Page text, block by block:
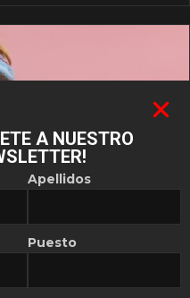
A NUESTRO
Apellidos
Puesto